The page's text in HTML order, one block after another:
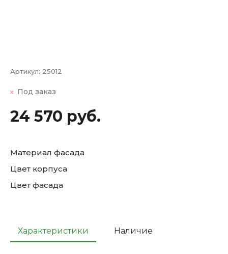
Артикул: 25012
Под заказ
24 570 руб.
Материал фасада
Цвет корпуса
Цвет фасада
Характеристики Наличие